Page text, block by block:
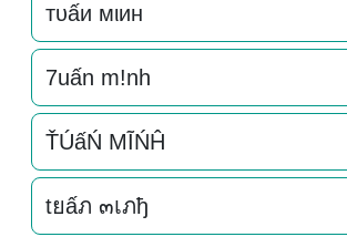
тυấи мιин
7uấn m!nh
ŤÚấŃ MĨŃĤ
tยấภ ๓เภђ